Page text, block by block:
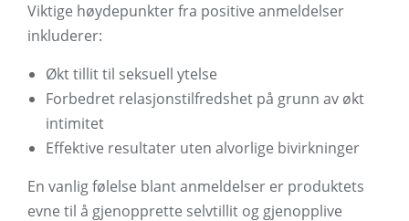
Viktige høydepunkter fra positive anmeldelser
inkluderer:
Økt tillit til seksuell ytelse
Forbedret relasjonstilfredshet på grunn av økt
intimitet
Effektive resultater uten alvorlige bivirkninger
En vanlig følelse blant anmeldelser er produktets
evne til å gjenopprette selvtillit og gjenopplive